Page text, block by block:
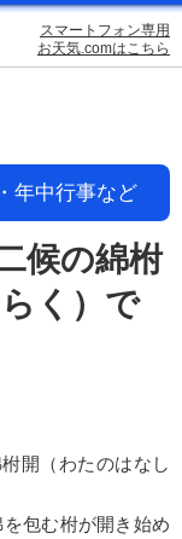
スマートフォン専用
お天気.comはこちら
年中行事など
候の綿柎
く）で
開（わたのはなし
包む柎が開き始め